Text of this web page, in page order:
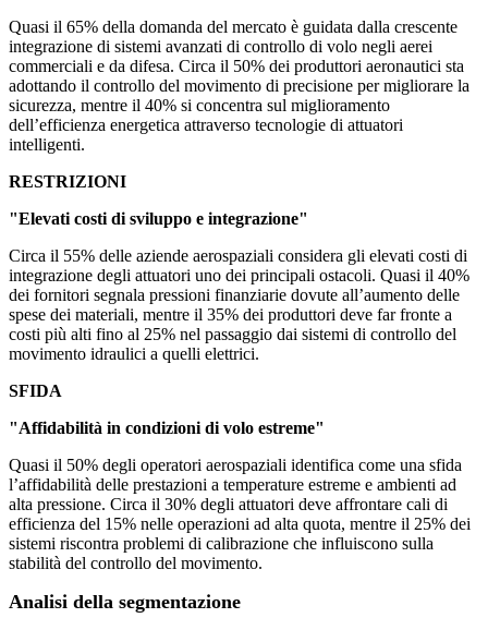
Quasi il 65% della domanda del mercato è guidata dalla crescente
integrazione di sistemi avanzati di controllo di volo negli aerei
commerciali e da difesa. Circa il 50% dei produttori aeronautici sta
adottando il controllo del movimento di precisione per migliorare la
sicurezza, mentre il 40% si concentra sul miglioramento
dell’efficienza energetica attraverso tecnologie di attuatori
intelligenti.
RESTRIZIONI
"Elevati costi di sviluppo e integrazione"
Circa il 55% delle aziende aerospaziali considera gli elevati costi di
integrazione degli attuatori uno dei principali ostacoli. Quasi il 40%
dei fornitori segnala pressioni finanziarie dovute all’aumento delle
spese dei materiali, mentre il 35% dei produttori deve far fronte a
costi più alti fino al 25% nel passaggio dai sistemi di controllo del
movimento idraulici a quelli elettrici.
SFIDA
"Affidabilità in condizioni di volo estreme"
Quasi il 50% degli operatori aerospaziali identifica come una sfida
l’affidabilità delle prestazioni a temperature estreme e ambienti ad
alta pressione. Circa il 30% degli attuatori deve affrontare cali di
efficienza del 15% nelle operazioni ad alta quota, mentre il 25% dei
sistemi riscontra problemi di calibrazione che influiscono sulla
stabilità del controllo del movimento.
Analisi della segmentazione